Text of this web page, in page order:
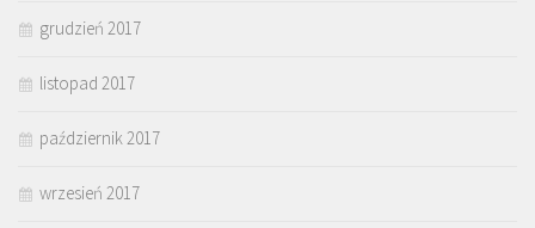
grudzień 2017
listopad 2017
październik 2017
wrzesień 2017